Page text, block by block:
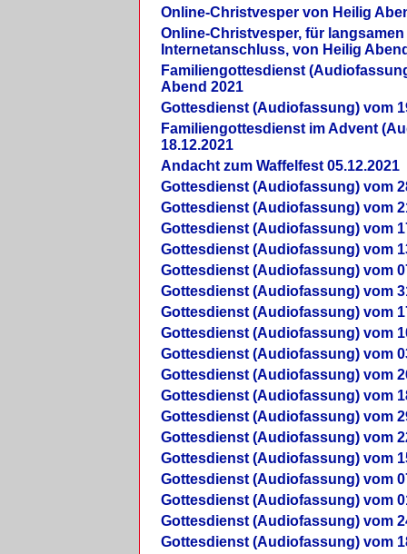
Online-Christvesper von Heilig
Online-Christvesper, für langsamen
Internetanschluss, von Heilig
Familiengottesdienst
Abend 2021
Gottesdienst (Audiofassung) vom
Familiengottesdienst im Advent
18.12.2021
Andacht zum Waffelfest 05.12.2021
Gottesdienst (Audiofassung) vom
Gottesdienst (Audiofassung) vom
Gottesdienst (Audiofassung) vom
Gottesdienst (Audiofassung) vom
Gottesdienst (Audiofassung) vom
Gottesdienst (Audiofassung) vom
Gottesdienst (Audiofassung) vom
Gottesdienst (Audiofassung) vom
Gottesdienst (Audiofassung) vom
Gottesdienst (Audiofassung) vom
Gottesdienst (Audiofassung) vom
Gottesdienst (Audiofassung) vom
Gottesdienst (Audiofassung) vom
Gottesdienst (Audiofassung) vom
Gottesdienst (Audiofassung) vom
Gottesdienst (Audiofassung) vom
Gottesdienst (Audiofassung) vom
Gottesdienst (Audiofassung) vom